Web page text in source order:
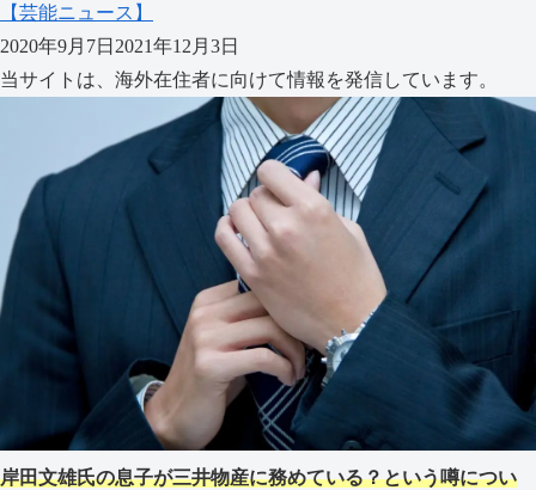
【芸能ニュース】
2020年9月7日 2021年12月3日
当サイトは、海外在住者に向けて情報を発信しています。
岸田文雄氏の息子が三井物産に務めている？という噂につい